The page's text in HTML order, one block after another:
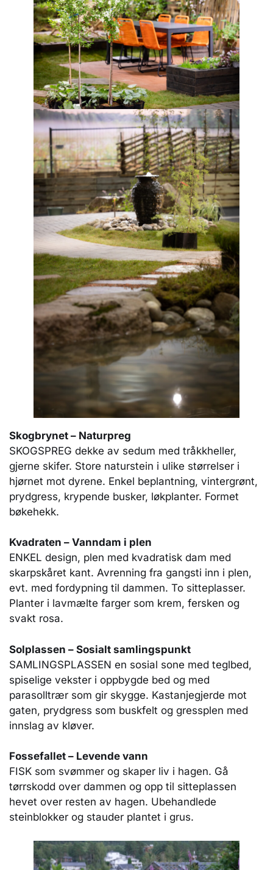
Skogbrynet – Naturpreg
SKOGSPREG dekke av sedum med tråkkheller,
gjerne skifer. Store naturstein i ulike størrelser i
hjørnet mot dyrene. Enkel beplantning, vintergrønt,
prydgress, krypende busker, løkplanter. Formet
bøkehekk.
Kvadraten – Vanndam i plen
ENKEL design, plen med kvadratisk dam med
skarpskåret kant. Avrenning fra gangsti inn i plen,
evt. med fordypning til dammen. To sitteplasser.
Planter i lavmælte farger som krem, fersken og
svakt rosa.
Solplassen – Sosialt samlingspunkt
SAMLINGSPLASSEN en sosial sone med teglbed,
spiselige vekster i oppbygde bed og med
parasolltrær som gir skygge. Kastanjegjerde mot
gaten, prydgress som buskfelt og gressplen med
innslag av kløver.
Fossefallet – Levende vann
FISK som svømmer og skaper liv i hagen. Gå
tørrskodd over dammen og opp til sitteplassen
hevet over resten av hagen. Ubehandlede
steinblokker og stauder plantet i grus.